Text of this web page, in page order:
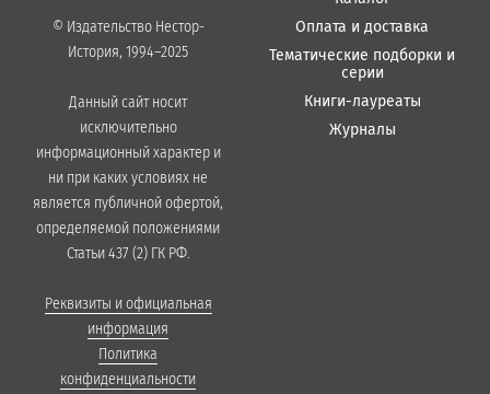
© Издательство Нестор-
История, 1994–2025
Данный сайт носит
исключительно
информационный характер и
ни при каких условиях не
является публичной офертой,
определяемой положениями
Статьи 437 (2) ГК РФ.
Реквизиты и официальная
информация
Политика
конфиденциальности
Оплата и доставка
Тематические подборки и
серии
Книги-лауреаты
Журналы